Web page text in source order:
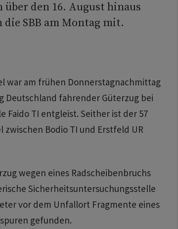
den 16. August hinaus
SBB am Montag mit.
war am frühen Donnerstagnachmittag
Deutschland fahrender Güterzug bei
Faido TI entgleist. Seither ist der 57
zwischen Bodio TI und Erstfeld UR
wegen eines Radscheibenbruchs
Sicherheitsuntersuchungsstelle
vor dem Unfallort Fragmente eines
gefunden.